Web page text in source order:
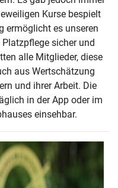
Kurse bespielt
ermöglicht es unseren
Platzpflege sicher und
alle Mitglieder, diese
aus Wertschätzung
und ihrer Arbeit. Die
in der App oder im
einsehbar.